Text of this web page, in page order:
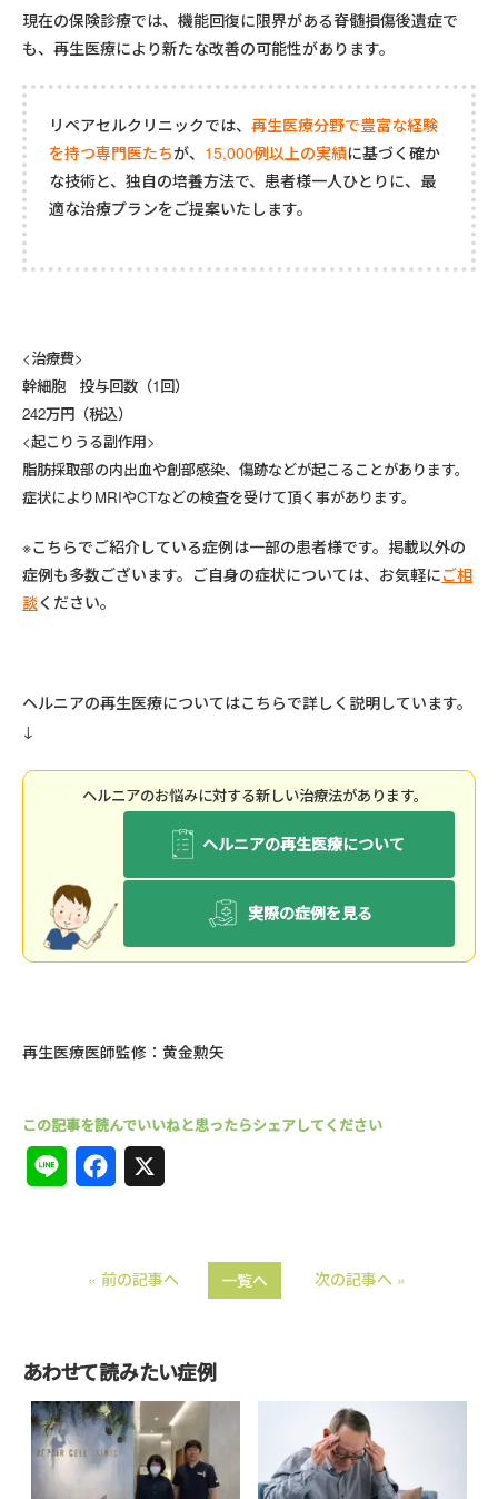
現在の保険診療では、機能回復に限界がある脊髄損傷後遺症で
も、再生医療により新たな改善の可能性があります。
リペアセルクリニックでは、 再生医療分野で豊富な経験
を持つ専門医たちが、 15,000例以上の実績に基づく確か
な技術と、独自の培養方法で、患者様一人ひとりに、最
適な治療プランをご提案いたします。
<治療費>
幹細胞 投与回数（1回）
242万円（税込）
<起こりうる副作用>
脂肪採取部の内出血や創部感染、傷跡などが起こることがあります。
症状によりMRIやCTなどの検査を受けて頂く事があります。
※こちらでご紹介している症例は一部の患者様です。掲載以外の
症例も多数ございます。ご自身の症状については、お気軽にご相
談ください。
ヘルニアの再生医療についてはこちらで詳しく説明しています。
↓
ヘルニアのお悩みに対する新しい治療法があります。
ヘルニアの再生医療について
実際の症例を見る
再生医療医師監修：黄金勲矢
e
o
o
k
« 前の記事へ 一覧へ 次の記事へ »
あわせて読みたい症例